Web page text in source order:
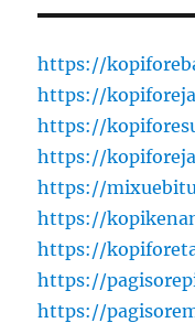
https://
https://
https://
https://
https://
https://
https://
https://
https://